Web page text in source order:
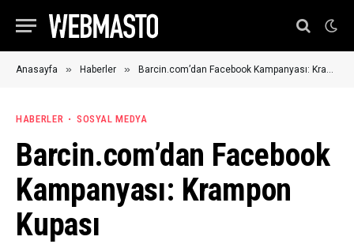
Anasayfa » Haberler » Barcin.com’dan Facebook Kampanyası: Krampon Kupası
HABERLER SOSYAL MEDYA
Barcin.com’dan Facebook
Kampanyası: Krampon
Kupası